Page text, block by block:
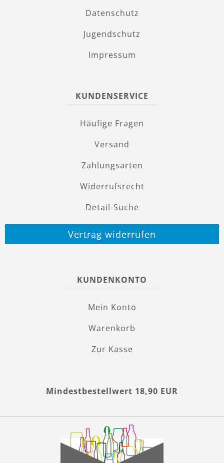
Datenschutz
Jugendschutz
Impressum
KUNDENSERVICE
Häufige Fragen
Versand
Zahlungsarten
Widerrufsrecht
Detail-Suche
Vertrag widerrufen
KUNDENKONTO
Mein Konto
Warenkorb
Zur Kasse
Mindestbestellwert 18,90 EUR